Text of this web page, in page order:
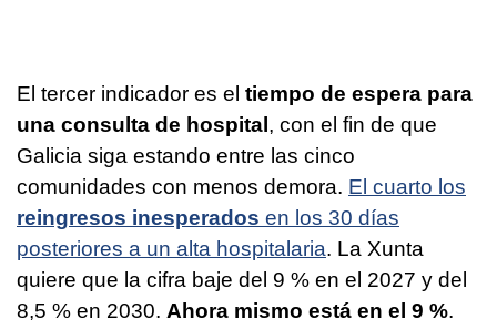
El tercer indicador es el tiempo de espera para
una consulta de hospital , con el fin de que
Galicia siga estando entre las cinco
comunidades con menos demora. El cuarto los
reingresos inesperados en los 30 días
posteriores a un alta hospitalaria. La Xunta
quiere que la cifra baje del 9 % en el 2027 y del
8,5 % en 2030. Ahora mismo está en el 9 %.